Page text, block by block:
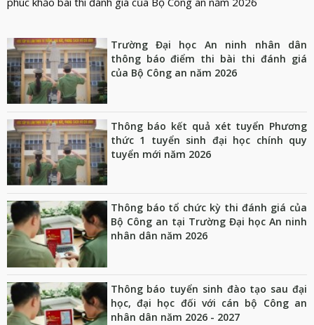
Trường Đại học An ninh nhân dân
thông báo điểm thi bài thi đánh giá
của Bộ Công an năm 2026
Thông báo kết quả xét tuyển Phương
thức 1 tuyển sinh đại học chính quy
tuyển mới năm 2026
Thông báo tổ chức kỳ thi đánh giá của
Bộ Công an tại Trường Đại học An ninh
nhân dân năm 2026
Thông báo tuyển sinh đào tạo sau đại
học, đại học đối với cán bộ Công an
nhân dân năm 2026 - 2027